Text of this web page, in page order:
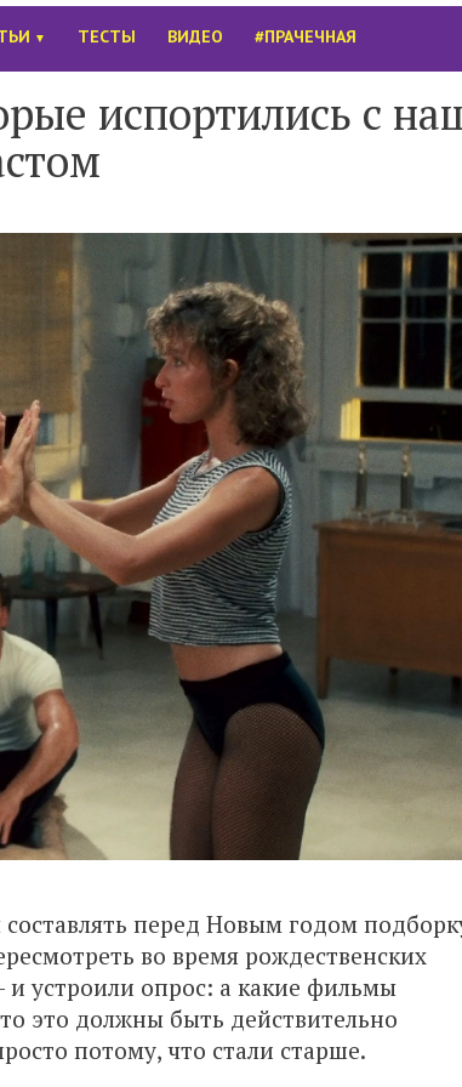
▼ ТЕСТЫ ВИДЕО #ПРАЧЕЧНАЯ
испортились с
перед Новым годом
во время рождественских
устроили опрос: а какие фильмы
это должны быть действительно
потому, что стали старше.